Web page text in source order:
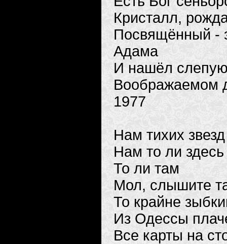
Кристалл,
Посвящённый -
Адама
И нашёл слепую
Воображаемом
1977
Нам тихих
Нам то ли здесь
То ли там
Мол, слышите
То крайне
Из Одессы
Все карты на